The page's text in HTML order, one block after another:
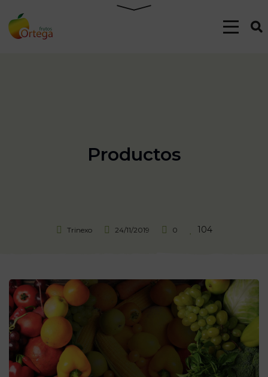
Productos
Trinexo 24/11/2019 0 104